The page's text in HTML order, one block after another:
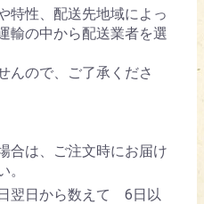
特性、配送先地域によっ
輸の中から配送業者を選
んので、ご了承くださ
合は、ご注文時にお届け
。
翌日から数えて 6日以